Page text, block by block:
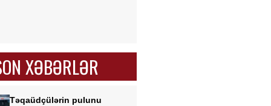
XƏBƏRLƏR
Təqaüdçülərin pulunu